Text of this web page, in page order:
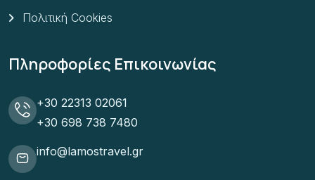
Πολιτική Cookies
Πληροφορίες Επικοινωνίας
+30 22313 02061
+30 698 738 7480
info@lamostravel.gr